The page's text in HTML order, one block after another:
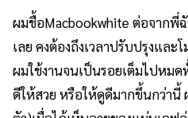
ผมชื้อMacbookwhite ต่อจากพี่
เลย คงต้องถึงเวลาปรับปรุงแล
ผมใช้งานจนเป็นรอยเต็มไปหมด
ดีให้สวย หรือให้ดูดีมากขึ้นกว่านี้